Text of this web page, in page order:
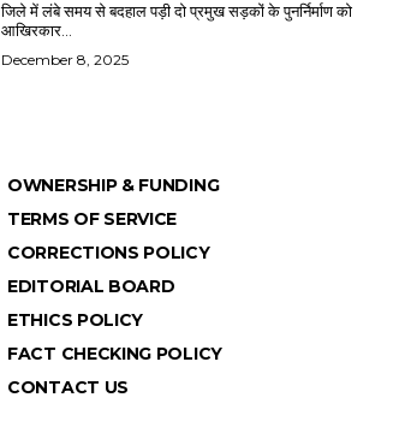
जिले में लंबे समय से बदहाल पड़ी दो प्रमुख सड़कों के पुनर्निर्माण को
आखिरकार...
December 8, 2025
OWNERSHIP & FUNDING
TERMS OF SERVICE
CORRECTIONS POLICY
EDITORIAL BOARD
ETHICS POLICY
FACT CHECKING POLICY
CONTACT US